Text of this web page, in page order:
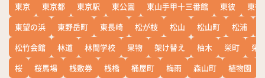
東京
東京都 東京駅 東公園 東山手甲十三番館 東彼
東彼
東望の浜
東野岳町 東長崎 松が枝 松山 松山町 松浦
松竹会館
林道 林間学校 果物 架け替え 柚木 栄町
栄
桜
桜馬場 桟敷券 桟橋 桶屋町 梅雨 森山町 植物園